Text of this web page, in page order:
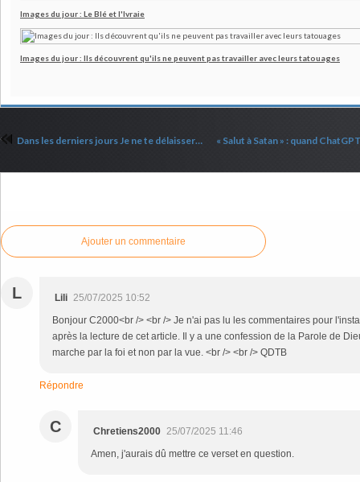
Images du jour : Le Blé et l'Ivraie
Images du jour : Ils découvrent qu'ils ne peuvent pas travailler avec leurs tatouages
Dans les derniers jours Je ne te délaisserai point
Ajouter un commentaire
L Lili 25/07/2025 10:52
Bonjour C2000<br /> <br /> Je n'ai pas lu les commentaires pour
après la lecture de cet article. Il y a une confession de la Parole de
marche par la foi et non par la vue. <br /> <br /> QDTB
Répondre
C Chretiens2000 25/07/2025 11:46
Amen, j'aurais dû mettre ce verset en question.